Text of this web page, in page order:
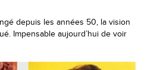
depuis les années 50, la vision
Impensable aujourd’hui de voir